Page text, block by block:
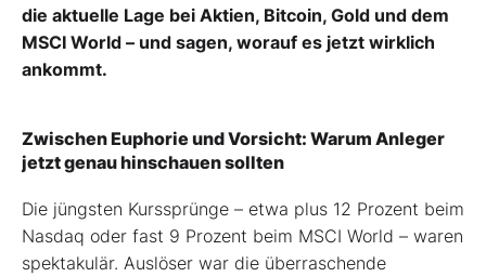
die aktuelle Lage bei Aktien, Bitcoin, Gold und dem
MSCI World – und sagen, worauf es jetzt wirklich
ankommt.
Zwischen Euphorie und Vorsicht: Warum Anleger
jetzt genau hinschauen sollten
Die jüngsten Kurssprünge – etwa plus 12 Prozent beim
Nasdaq oder fast 9 Prozent beim MSCI World – waren
spektakulär. Auslöser war die überraschende